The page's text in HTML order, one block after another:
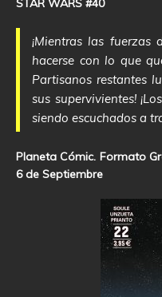
STAR WARS #40
¡Mientras las fuerzas
hacerse con lo que
Partisanos restantes
sus supervivientes!
siendo escuchados a
Planeta Cómic. Formato
6 de Septiembre